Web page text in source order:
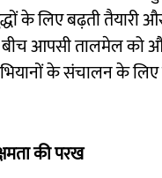
के लिए बढ़ती तैयारी
बीच आपसी तालमेल को
के संचालन के
की परख